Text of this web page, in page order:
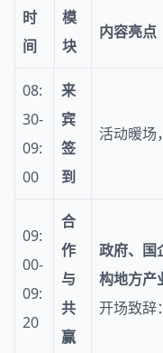
时
间
模
块
内容亮点
08:
30-
09:
00
来
宾
签
到
活动暖场
09:
00-
09:
20
合
作
与
共
赢
政府、国
构地方产
开场致辞